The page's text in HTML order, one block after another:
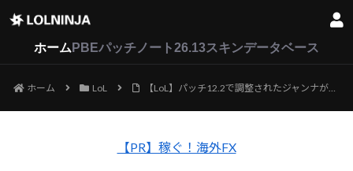
ホーム PBEパッチノート26.13スキンデータベース
ホーム LoL 【LoL】パッチ12.2で調整されたジャンナがグレイシャルオーグメントビルド（最大95%のスロウ効果）でぶっ壊れに強く、現在勝率55%
【PR】稼ぐ！海外FX